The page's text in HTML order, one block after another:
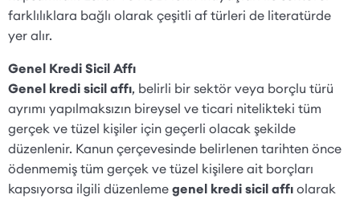
farklılıklara bağlı olarak çeşitli af türleri de literatürde
yer alır.
Genel Kredi Sicil Affı
Genel kredi sicil affı, belirli bir sektör veya borçlu türü
ayrımı yapılmaksızın bireysel ve ticari nitelikteki tüm
gerçek ve tüzel kişiler için geçerli olacak şekilde
düzenlenir. Kanun çerçevesinde belirlenen tarihten önce
ödenmemiş tüm gerçek ve tüzel kişilere ait borçları
kapsıyorsa ilgili düzenleme genel kredi sicil affı olarak